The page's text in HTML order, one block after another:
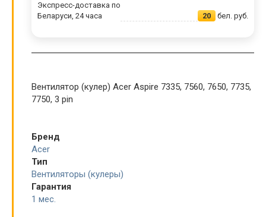
Экспресс-доставка по
Беларуси, 24 часа
20 бел. руб.
Вентилятор (кулер) Acer Aspire 7335, 7560, 7650, 7735,
7750, 3 pin
Бренд
Acer
Тип
Вентиляторы (кулеры)
Гарантия
1 мес.